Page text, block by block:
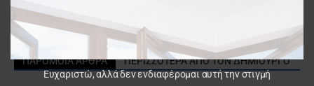
VD
ΠΑΡΟΜΟΙΑ ΑΡΘΡΑ ΠΕΡΙΣΣΟΤΕΡΑ ΑΠΟ ΤΟΝ ΔΗΜΙΟΥΡΓΟ
Ευχαριστώ, αλλά δεν ενδιαφέρομαι αυτή την στιγμή